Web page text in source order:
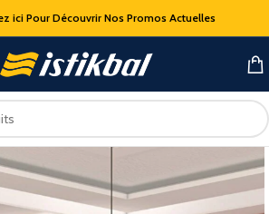
ici Pour Découvrir Nos Promos Actuelles